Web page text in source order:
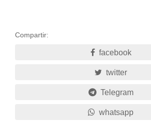
Compartir:
facebook
twitter
Telegram
whatsapp